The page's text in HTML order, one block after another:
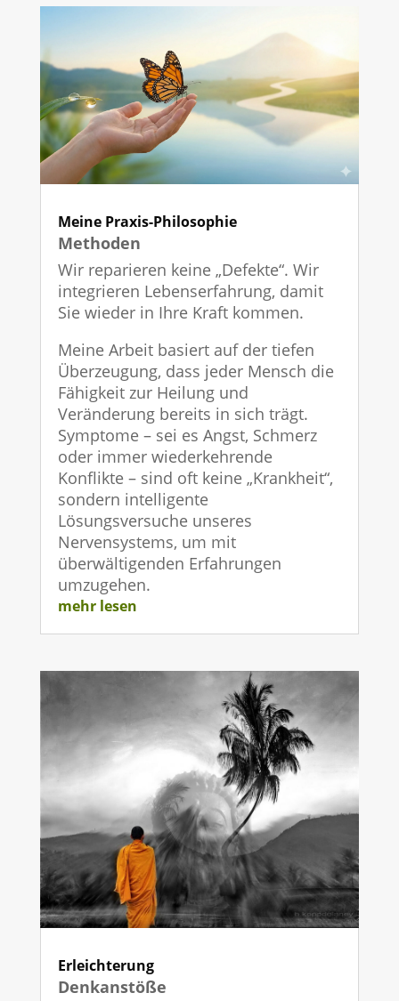
Meine Praxis-Philosophie
Methoden
Wir reparieren keine „Defekte“. Wir
integrieren Lebenserfahrung, damit
Sie wieder in Ihre Kraft kommen.
Meine Arbeit basiert auf der tiefen
Überzeugung, dass jeder Mensch die
Fähigkeit zur Heilung und
Veränderung bereits in sich trägt.
Symptome – sei es Angst, Schmerz
oder immer wiederkehrende
Konflikte – sind oft keine „Krankheit“,
sondern intelligente
Lösungsversuche unseres
Nervensystems, um mit
überwältigenden Erfahrungen
umzugehen.
mehr lesen
Erleichterung
Denkanstöße